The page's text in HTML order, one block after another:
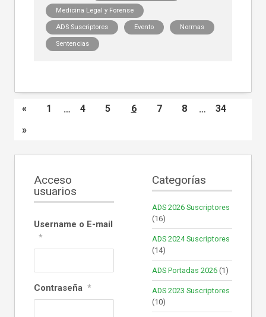
Medicina Legal y Forense
ADS Suscriptores Evento Normas
Sentencias
« 1 … 4 5 6 7 8 …
34
»
Acceso
usuarios
Username o E-mail
*
Contraseña *
Categorías
ADS 2026 Suscriptores
(16)
ADS 2024 Suscriptores
(14)
ADS Portadas 2026 (1)
ADS 2023 Suscriptores
(10)